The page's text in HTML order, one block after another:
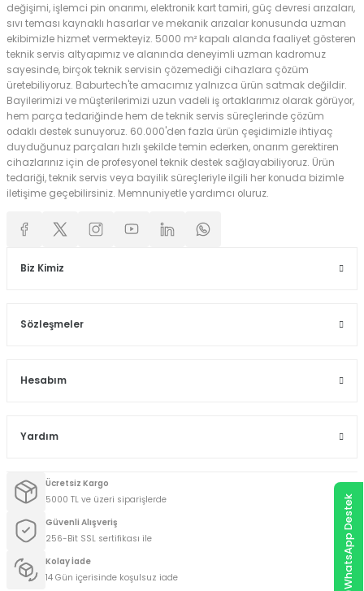
değişimi, işlemci pin onarımı, elektronik kart tamiri, güç devresi arızaları,
sıvı teması kaynaklı hasarlar ve mekanik arızalar konusunda uzman
ekibimizle hizmet vermekteyiz. 5000 m² kapalı alanda faaliyet gösteren
teknik servis altyapımız ve alanında deneyimli uzman kadromuz
sayesinde, birçok teknik servisin çözemediği cihazlara çözüm
üretebiliyoruz. Baburtech'te amacımız yalnızca ürün satmak değildir.
Bayilerimizi ve müşterilerimizi uzun vadeli iş ortaklarımız olarak görüyor,
hem parça tedariğinde hem de teknik servis süreçlerinde çözüm
odaklı destek sunuyoruz. 60.000'den fazla ürün çeşidimizle ihtiyaç
duyduğunuz parçaları hızlı şekilde temin ederken, onarım gerektiren
cihazlarınız için de profesyonel teknik destek sağlayabiliyoruz. Ürün
tedariği, teknik servis veya bayilik süreçleriyle ilgili her konuda bizimle
iletişime geçebilirsiniz. Memnuniyetle yardımcı oluruz.
Biz Kimiz
Sözleşmeler
Hesabım
Yardım
Ücretsiz Kargo
5000 TL ve üzeri siparişlerde
Güvenli Alışveriş
256-Bit SSL sertifikası ile
Kolay İade
14 Gün içerisinde koşulsuz iade
WhatsApp Destek